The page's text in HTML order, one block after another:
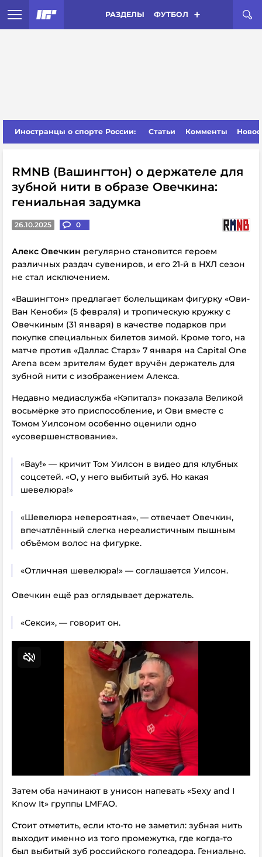
РАЗДЕЛЫ ФУТБОЛ
Иностранцы о спорте России: Статьи Комменты
RMNB (Вашингтон) о держателе для
зубной нити в образе Овечкина:
гениальная задумка
26.10.2025 0
Алекс Овечкин регулярно становится героем
различных раздач сувениров, и его 21-й в НХЛ сезон
не стал исключением.
«Вашингтон» предлагает болельщикам фигурку «Ови-
Ван Кеноби» (5 февраля) и тропическую кружку с
Овечкиным (31 января) в качестве подарков при
покупке специальных билетов зимой. Кроме того, на
матче против «Даллас Старз» 7 января на Capital One
Arena всем зрителям будет вручён держатель для
зубной нити с изображением Алекса.
Недавно медиаслужба «Кэпиталз» показала Великой
восьмёрке это приспособление, и Ови вместе с
Томом Уилсоном особенно оценили одно
«усовершенствование».
«Вау!» — кричит Том Уилсон в видео для клубных
соцсетей. «О, у него выбитый зуб. Но какая
шевелюра!»
«Шевелюра невероятная», — отвечает Овечкин,
впечатлённый слегка нереалистичным пышным
объёмом волос на фигурке.
«Отличная шевелюра!» — соглашается Уилсон.
Овечкин ещё раз оглядывает держатель.
«Секси», — говорит он.
Затем оба начинают в унисон напевать «Sexy and I
Know It» группы LMFAO.
Стоит отметить, если кто-то не заметил: зубная нить
выходит именно из того промежутка, где когда-то
был выбитый зуб российского голеадора. Гениально.